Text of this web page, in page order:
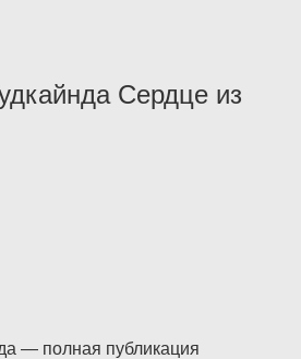
Сердце из
— полная публикация